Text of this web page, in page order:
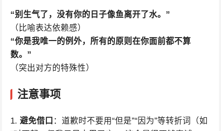
“别生气了，没有你的日子像鱼离开了水。”
（比喻表达依赖感）
“你是我唯一的例外，所有的原则在你面前都不算
数。”
（突出对方的特殊性）
注意事项
1. 避免借口 ：道歉时不要用“但是”“因为”等转折词（如